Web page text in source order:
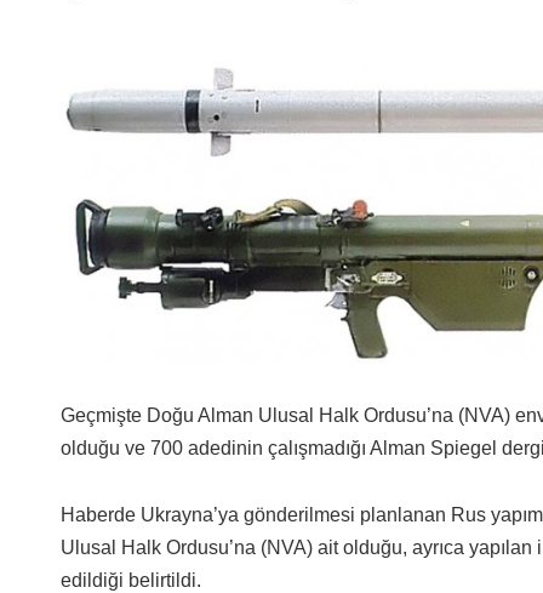
Geçmişte Doğu Alman Ulusal Halk Ordusu’na (NVA)
olduğu ve 700 adedinin çalışmadığı Alman Spiegel
Haberde Ukrayna’ya gönderilmesi planlanan Rus
Ulusal Halk Ordusu’na (NVA) ait olduğu, ayrıca yapılan
edildiği belirtildi.